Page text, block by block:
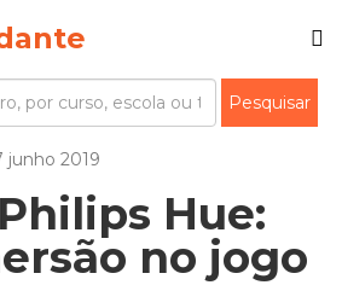
junho 2019
Hue:
no jogo